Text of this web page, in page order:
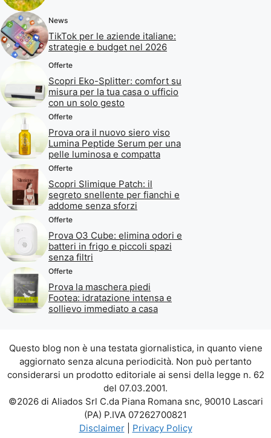
News
TikTok per le aziende italiane:
strategie e budget nel 2026
Offerte
Scopri Eko-Splitter: comfort su
misura per la tua casa o ufficio
con un solo gesto
Offerte
Prova ora il nuovo siero viso
Lumina Peptide Serum per una
pelle luminosa e compatta
Offerte
Scopri Slimique Patch: il
segreto snellente per fianchi e
addome senza sforzi
Offerte
Prova O3 Cube: elimina odori e
batteri in frigo e piccoli spazi
senza filtri
Offerte
Prova la maschera piedi
Footea: idratazione intensa e
sollievo immediato a casa
Questo blog non è una testata giornalistica, in quanto viene
aggiornato senza alcuna periodicità. Non può pertanto
considerarsi un prodotto editoriale ai sensi della legge n. 62
del 07.03.2001.
©2026 di Aliados Srl C.da Piana Romana snc, 90010 Lascari
(PA) P.IVA 07262700821
Disclaimer| Privacy Policy